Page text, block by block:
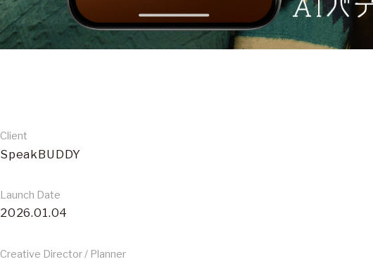
Client
SpeakBUDDY
Launch Date
2026.01.04
Creative Director / Planner